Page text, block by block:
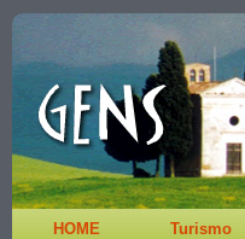
HOME Turismo